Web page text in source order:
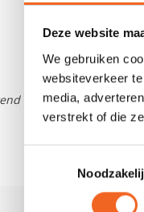
Deze website
We gebruiken
websiteverkeer
media,
verstrekt of die
op bestelling.